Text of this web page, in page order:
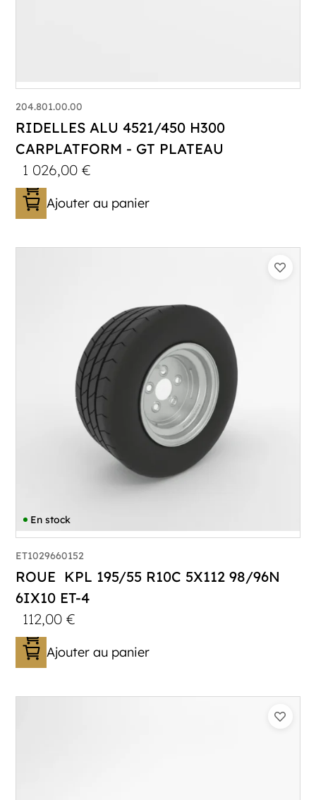
204.801.00.00
RIDELLES ALU 4521/450 H300
CARPLATFORM - GT PLATEAU
1 026,00€
Ajouter au panier
En stock
ET1029660152
ROUE KPL 195/55 R10C 5X112 98/96N
6IX10 ET-4
112,00€
Ajouter au panier